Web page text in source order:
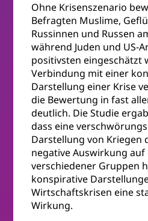
Ohne Krisenszenario
Befragten Muslime,
Russinnen und Russen
während Juden und US-
positivsten eingeschätzt
Verbindung mit einer
Darstellung einer Krise
die Bewertung in fast
deutlich. Die Studie
dass eine
Darstellung von Kriegen
negative Auswirkung
verschiedener Gruppen
konspirative
Wirtschaftskrisen eine
Wirkung.